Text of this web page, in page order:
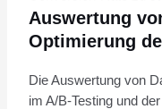
Auswertung
Optimierung
Die Auswertung von
im A/B-Testing und